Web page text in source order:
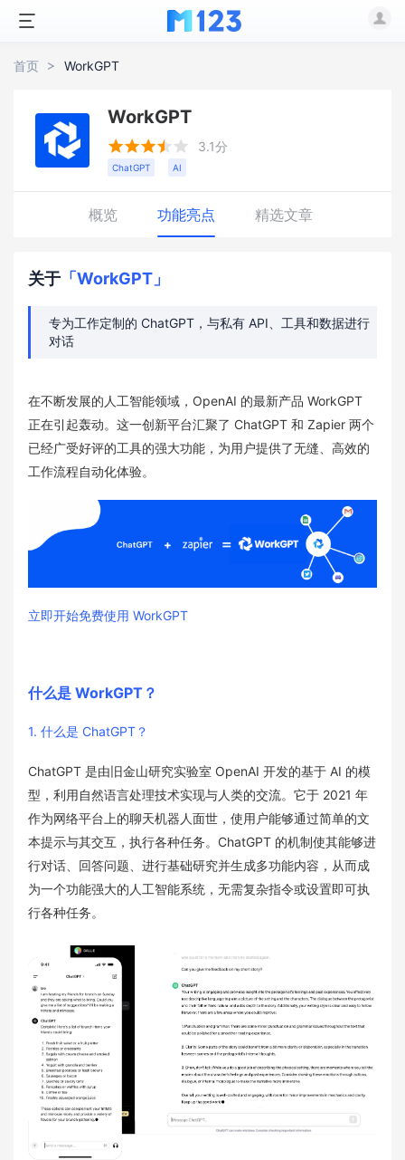
首页 WorkGPT
WorkGPT
 3.1分
ChatGPT AI
概览 功能亮点 精选文章
关于 「WorkGPT」
专为工作定制的 ChatGPT，与私有 API、工具和数据进行
对话
在不断发展的人工智能领域，OpenAI 的最新产品 WorkGPT
正在引起轰动。这一创新平台汇聚了 ChatGPT 和 Zapier 两个
已经广受好评的工具的强大功能，为用户提供了无缝、高效的
工作流程自动化体验。
立即开始免费使用 WorkGPT
什么是 WorkGPT？
1. 什么是 ChatGPT？
ChatGPT 是由旧金山研究实验室 OpenAI 开发的基于 AI 的模
型，利用自然语言处理技术实现与人类的交流。它于 2021 年
作为网络平台上的聊天机器人面世，使用户能够通过简单的文
本提示与其交互，执行各种任务。ChatGPT 的机制使其能够进
行对话、回答问题、进行基础研究并生成多功能内容，从而成
为一个功能强大的人工智能系统，无需复杂指令或设置即可执
行各种任务。